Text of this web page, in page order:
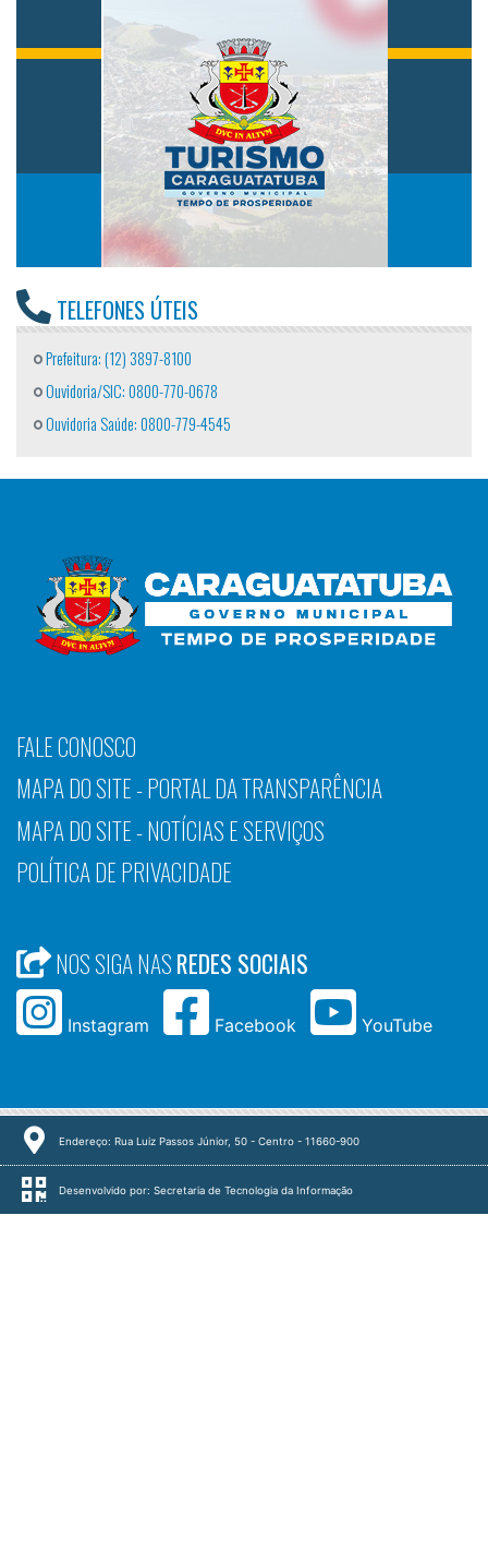
TELEFONES ÚTEIS
Prefeitura: (12) 3897-8100
Ouvidoria/SIC: 0800-770-0678
Ouvidoria Saúde: 0800-779-4545
FALE CONOSCO
MAPA DO SITE - PORTAL DA TRANSPARÊNCIA
MAPA DO SITE - NOTÍCIAS E SERVIÇOS
POLÍTICA DE PRIVACIDADE
NOS SIGA NASREDES SOCIAIS
Instagram Facebook YouTube
Endereço: Rua Luiz Passos Júnior, 50 - Centro - 11660-900
Desenvolvido por: Secretaria de Tecnologia da Informação